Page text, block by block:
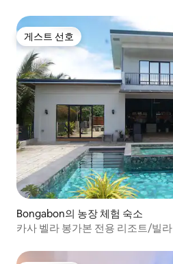
게스트 선호
게스트 선호
Bongabon의 농장 체험 숙소
카사 벨라 봉가본 전용 리조트/빌라